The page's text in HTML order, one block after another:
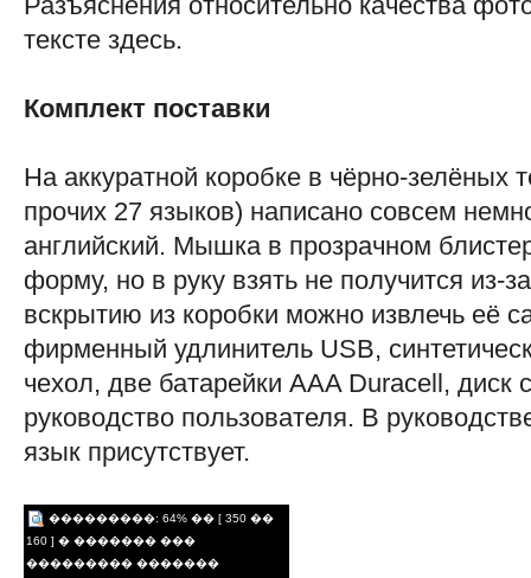
тексте здесь.
Комплект поставки
На аккуратной коробке в чёрно-зелёных
прочих 27 языков) написано совсем
английский. Мышка в прозрачном
форму, но в руку взять не получится из-
вскрытию из коробки можно извлечь её
фирменный удлинитель USB,
чехол, две батарейки AAA Duracell, диск
руководство пользователя. В
язык присутствует.
���������: 64% �� [ 350 ��
160 ] � ������� ���
��������� �������